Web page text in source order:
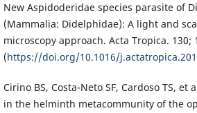
New Aspidoderidae species parasite of
(Mammalia: Didelphidae): A light and
microscopy approach. Acta Tropica. 130;
(https://doi.org/10.1016/
Cirino BS, Costa-Neto SF, Cardoso TS,
in the helminth metacommunity of the